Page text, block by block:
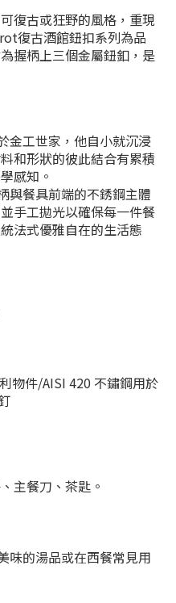
可復古或狂野的風格，重現
復古酒館鈕扣系列為品
握柄上三個金屬鈕釦，是
金工世家，他自小就沉浸
和形狀的彼此結合有累積
感知。
與餐具前端的不銹鋼主體
手工拋光以確保每一件餐
法式優雅自在的生活態
物件/AISI 420 不鏽鋼用於
主餐刀、茶匙。
味的湯品或在西餐常見用